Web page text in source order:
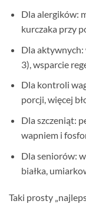
Dla alergików:
kurczaka przy
Dla aktywnych:
3), wsparcie
Dla kontroli
porcji, więcej
Dla szczeniąt:
wapniem i
Dla seniorów:
białka,
Taki prosty